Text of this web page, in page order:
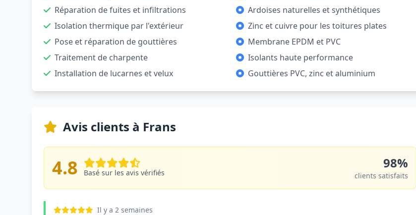
Réparation de fuites et infiltrations
Isolation thermique par l'extérieur
Pose et réparation de gouttières
Traitement de charpente
Installation de lucarnes et velux
Ardoises naturelles et synthétiques
Zinc et cuivre pour les toitures plates
Membrane EPDM et PVC
Isolants haute performance
Gouttières PVC, zinc et aluminium
Avis clients à Frans
4.8 Basé sur les avis vérifiés
98%
clients satisfaits
Il y a 2 semaines